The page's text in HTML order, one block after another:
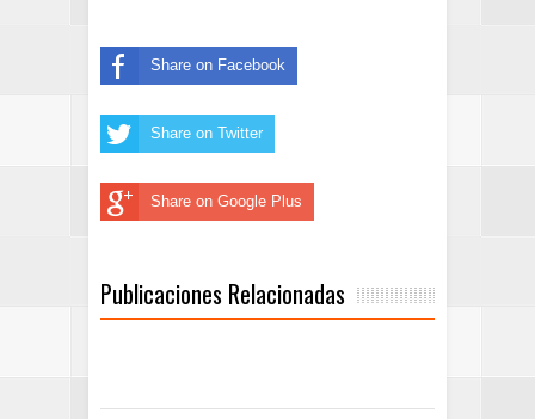
Share on Facebook
Share on Twitter
Share on Google Plus
Publicaciones Relacionadas